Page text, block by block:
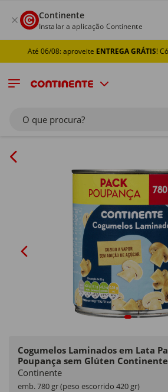
Continente
Instalar a aplicação Continente
Até 06/08: aproveiteENTREGA GRÁTIS!
O que procura?
Cogumelos Laminados em Lata
Poupança sem Glúten Continente
Continente
emb. 780 gr (peso escorrido 420 gr)